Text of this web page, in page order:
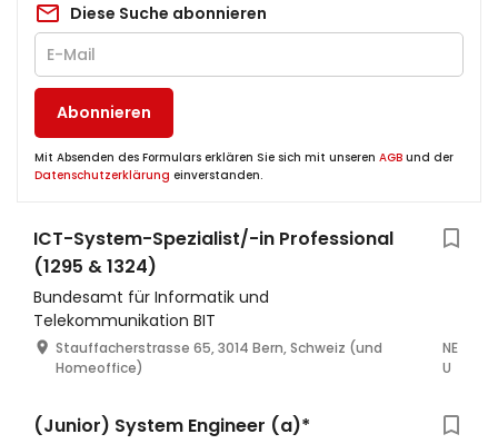
Diese Suche abonnieren
Abonnieren
Mit Absenden des Formulars erklären Sie sich mit unseren AGB und der
Datenschutzerklärung einverstanden.
ICT-System-Spezialist/-in Professional
(1295 & 1324)
Bundesamt für Informatik und
Telekommunikation BIT
Stauffacherstrasse 65, 3014 Bern, Schweiz (und
Homeoffice)
NE
U
(Junior) System Engineer (a)*